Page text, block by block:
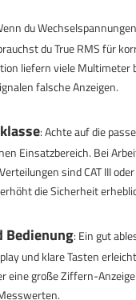
du
du True RMS für
liefern viele Multimeter
falsche Anzeigen.
: Achte auf die
Einsatzbereich. Bei
sind CAT III oder
die Sicherheit
Bedienung: Ein gut
und klare Tasten
eine große Ziffern-